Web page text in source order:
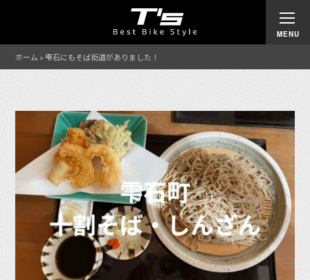
ホーム »雫石にもそば街道がありました！